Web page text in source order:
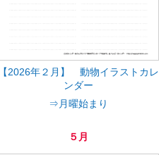
【2026年２月】 動物イラストカレ
ンダー
⇒月曜始まり
５月